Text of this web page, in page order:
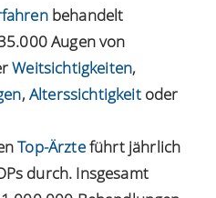
behandelt
Augen von
Weitsichtigkeiten,
,Alterssichtigkeitoder
Top-Ärzteführt jährlich
durch. Insgesamt